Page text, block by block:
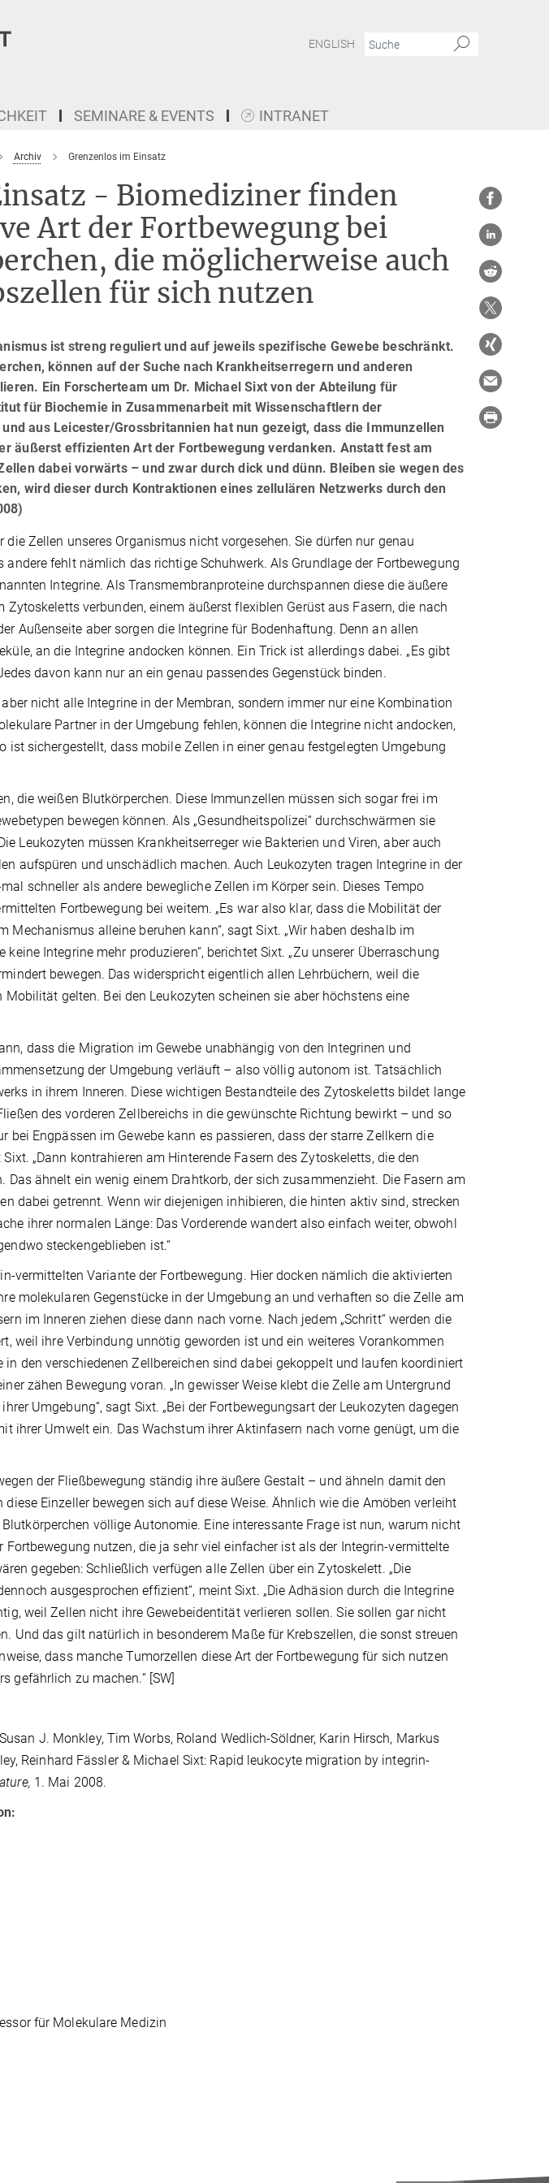
ENGLISH
SEMINARE & EVENTS INTRANET
Archiv Grenzenlos im Einsatz
- Biomediziner finden
Art der Fortbewegung bei
die möglicherweise auch
für sich nutzen
ist streng reguliert und auf jeweils spezifische Gewebe beschränkt.
können auf der Suche nach Krankheitserregern und anderen
Ein Forscherteam um Dr. Michael Sixt von der Abteilung für
für Biochemie in Zusammenarbeit mit Wissenschaftlern der
aus Leicester/Grossbritannien hat nun gezeigt, dass die Immunzellen
äußerst effizienten Art der Fortbewegung verdanken. Anstatt fest am
dabei vorwärts – und zwar durch dick und dünn. Bleiben sie wegen des
wird dieser durch Kontraktionen eines zellulären Netzwerks durch den
Zellen unseres Organismus nicht vorgesehen. Sie dürfen nur genau
fehlt nämlich das richtige Schuhwerk. Als Grundlage der Fortbewegung
Integrine. Als Transmembranproteine durchspannen diese die äußere
Zytoskeletts verbunden, einem äußerst flexiblen Gerüst aus Fasern, die nach
Außenseite aber sorgen die Integrine für Bodenhaftung. Denn an allen
an die Integrine andocken können. Ein Trick ist allerdings dabei. „Es gibt
davon kann nur an ein genau passendes Gegenstück binden.
nicht alle Integrine in der Membran, sondern immer nur eine Kombination
Partner in der Umgebung fehlen, können die Integrine nicht andocken,
ist sichergestellt, dass mobile Zellen in einer genau festgelegten Umgebung
die weißen Blutkörperchen. Diese Immunzellen müssen sich sogar frei im
bewegen können. Als „Gesundheitspolizei“ durchschwärmen sie
Leukozyten müssen Krankheitserreger wie Bakterien und Viren, aber auch
aufspüren und unschädlich machen. Auch Leukozyten tragen Integrine in der
schneller als andere bewegliche Zellen im Körper sein. Dieses Tempo
Fortbewegung bei weitem. „Es war also klar, dass die Mobilität der
Mechanismus alleine beruhen kann“, sagt Sixt. „Wir haben deshalb im
Integrine mehr produzieren“, berichtet Sixt. „Zu unserer Überraschung
bewegen. Das widerspricht eigentlich allen Lehrbüchern, weil die
gelten. Bei den Leukozyten scheinen sie aber höchstens eine
dass die Migration im Gewebe unabhängig von den Integrinen und
der Umgebung verläuft – also völlig autonom ist. Tatsächlich
in ihrem Inneren. Diese wichtigen Bestandteile des Zytoskeletts bildet lange
des vorderen Zellbereichs in die gewünschte Richtung bewirkt – und so
bei Engpässen im Gewebe kann es passieren, dass der starre Zellkern die
„Dann kontrahieren am Hinterende Fasern des Zytoskeletts, die den
Das ähnelt ein wenig einem Drahtkorb, der sich zusammenzieht. Die Fasern am
dabei getrennt. Wenn wir diejenigen inhibieren, die hinten aktiv sind, strecken
ihrer normalen Länge: Das Vorderende wandert also einfach weiter, obwohl
steckengeblieben ist.“
vermittelten Variante der Fortbewegung. Hier docken nämlich die aktivierten
molekularen Gegenstücke in der Umgebung an und verhaften so die Zelle am
im Inneren ziehen diese dann nach vorne. Nach jedem „Schritt“ werden die
weil ihre Verbindung unnötig geworden ist und ein weiteres Vorankommen
in den verschiedenen Zellbereichen sind dabei gekoppelt und laufen koordiniert
zähen Bewegung voran. „In gewisser Weise klebt die Zelle am Untergrund
Umgebung“, sagt Sixt. „Bei der Fortbewegungsart der Leukozyten dagegen
ihrer Umwelt ein. Das Wachstum ihrer Aktinfasern nach vorne genügt, um die
der Fließbewegung ständig ihre äußere Gestalt – und ähneln damit den
Einzeller bewegen sich auf diese Weise. Ähnlich wie die Amöben verleiht
völlige Autonomie. Eine interessante Frage ist nun, warum nicht
Fortbewegung nutzen, die ja sehr viel einfacher ist als der Integrin-vermittelte
gegeben: Schließlich verfügen alle Zellen über ein Zytoskelett. „Die
ausgesprochen effizient“, meint Sixt. „Die Adhäsion durch die Integrine
weil Zellen nicht ihre Gewebeidentität verlieren sollen. Sie sollen gar nicht
Und das gilt natürlich in besonderem Maße für Krebszellen, die sonst streuen
dass manche Tumorzellen diese Art der Fortbewegung für sich nutzen
gefährlich zu machen.“ [SW]
J. Monkley, Tim Worbs, Roland Wedlich-Söldner, Karin Hirsch, Markus
Reinhard Fässler & Michael Sixt: Rapid leukocyte migration by integrin-
1. Mai 2008.
für Molekulare Medizin